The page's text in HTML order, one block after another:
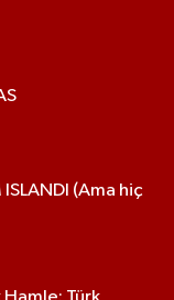
(Ama hiç